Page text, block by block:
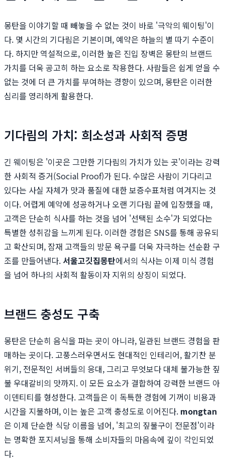
몽탄을 이야기할 때 빼놓을 수 없는 것이 바로 '극악의 웨이팅'이
다. 몇 시간의 기다림은 기본이며, 예약은 하늘의 별 따기 수준이
다. 하지만 역설적으로, 이러한 높은 진입 장벽은 몽탄의 브랜드
가치를 더욱 공고히 하는 요소로 작용한다. 사람들은 쉽게 얻을 수
없는 것에 더 큰 가치를 부여하는 경향이 있으며, 몽탄은 이러한
심리를 영리하게 활용한다.
기다림의 가치: 희소성과 사회적 증명
긴 웨이팅은 '이곳은 그만한 기다림의 가치가 있는 곳'이라는 강력
한 사회적 증거(Social Proof)가 된다. 수많은 사람이 기다리고
있다는 사실 자체가 맛과 품질에 대한 보증수표처럼 여겨지는 것
이다. 어렵게 예약에 성공하거나 오랜 기다림 끝에 입장했을 때,
고객은 단순히 식사를 하는 것을 넘어 '선택된 소수'가 되었다는
특별한 성취감을 느끼게 된다. 이러한 경험은 SNS를 통해 공유되
고 확산되며, 잠재 고객들의 방문 욕구를 더욱 자극하는 선순환 구
조를 만들어낸다. 서울고깃집몽탄에서의 식사는 이제 미식 경험
을 넘어 하나의 사회적 활동이자 지위의 상징이 되었다.
브랜드 충성도 구축
몽탄은 단순히 음식을 파는 곳이 아니라, 일관된 브랜드 경험을 판
매하는 곳이다. 고풍스러우면서도 현대적인 인테리어, 활기찬 분
위기, 전문적인 서버들의 응대, 그리고 무엇보다 대체 불가능한 짚
불 우대갈비의 맛까지. 이 모든 요소가 결합하여 강력한 브랜드 아
이덴티티를 형성한다. 고객들은 이 독특한 경험에 기꺼이 비용과
시간을 지불하며, 이는 높은 고객 충성도로 이어진다. mongtan
은 이제 단순한 식당 이름을 넘어, '최고의 짚불구이 전문점'이라
는 명확한 포지셔닝을 통해 소비자들의 마음속에 깊이 각인되었
다.